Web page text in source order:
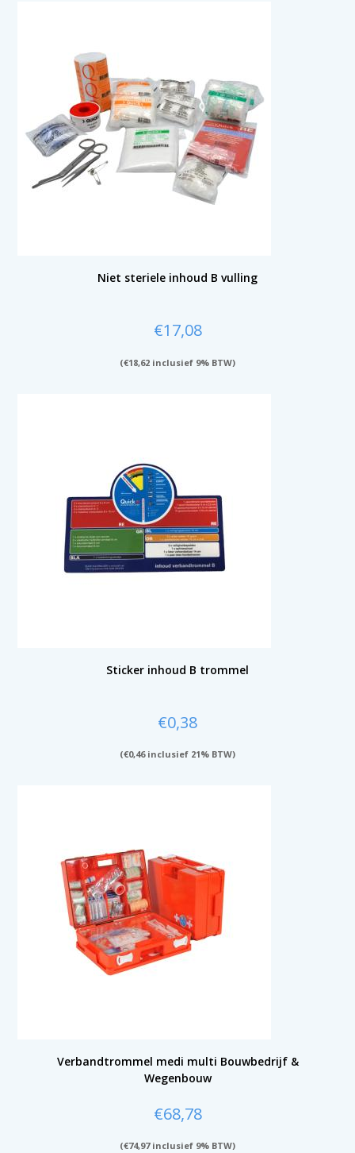
Niet steriele inhoud B vulling
€17,08
(€18,62 inclusief 9% BTW)
Sticker inhoud B trommel
€0,38
(€0,46inclusief 21% BTW)
Verbandtrommel medi multi Bouwbedrijf &
Wegenbouw
€68,78
(€74,97inclusief 9% BTW)